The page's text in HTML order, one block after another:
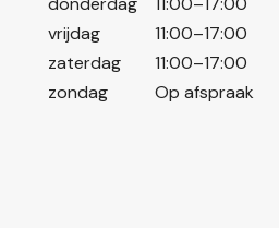
vrijdag
11:00–17:00
zaterdag
11:00–17:00
zondag
Op afspraak